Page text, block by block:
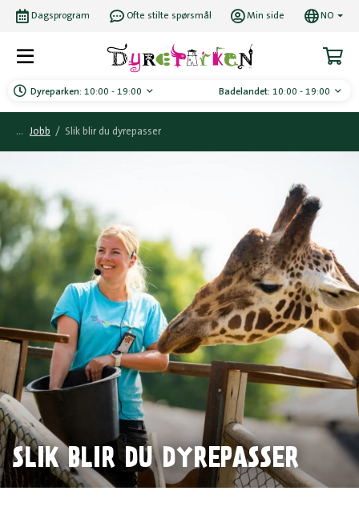
Dyreparken: 10:00 - 19:00 Badelandet: 10:00 - 19:00
Dagsprogram Ofte stilte spørsmål Min side NO
Jobb / Slik blir du dyrepasser
SLIK BLIR DU DYREPASSER